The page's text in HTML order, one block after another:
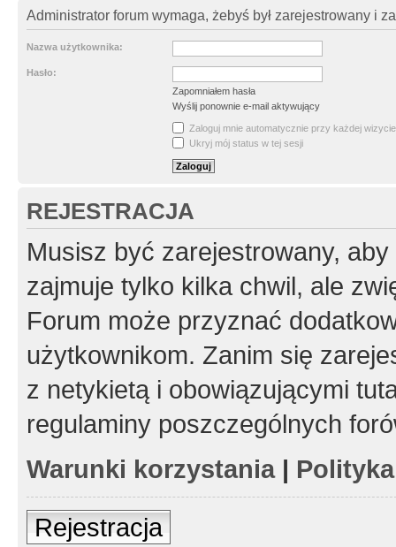
Administrator forum wymaga, żebyś był zarejestrowany i
Nazwa użytkownika:
Hasło:
Zapomniałem hasła
Wyślij ponownie e-mail aktywujący
Zaloguj mnie automatycznie przy każdej wizycie
Ukryj mój status w tej sesji
REJESTRACJA
Musisz być zarejestrowany,
zajmuje tylko kilka chwil, ale
Forum może przyznać
użytkownikom. Zanim się
z netykietą i obowiązującymi
regulaminy poszczególnych
Warunki korzystania|
Rejestracja